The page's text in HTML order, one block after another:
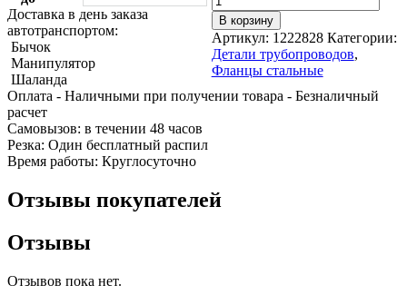
нержавеющие
бесшовные
Швеллер
алюминиевый
Шина
алюминиевая
Шестигранник
латунный
Квадрат
Крепеж
шпилька
Опоры
В корзину
Артикул: 1222828 Категории:
Детали трубопроводов,
Фланцы стальные
Доставка в день заказа
автотранспортом:
Бычок
Манипулятор
Шаланда
Оплата - Наличными при получении товара - Безналичный
расчет
Cамовызов: в течении 48 часов
Резка: Один бесплатный распил
Время работы: Круглосуточно
Отзывы покупателей
Отзывы
Отзывов пока нет.